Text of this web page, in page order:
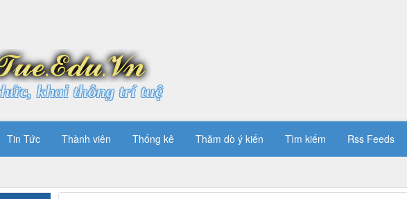
khai thông trí tuệ
Tin Tức Thành viên Thống kê Thăm dò ý kiến Tìm kiếm Rss Feeds